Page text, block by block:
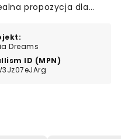
Dreams
ID (MPN)
propozycja dla